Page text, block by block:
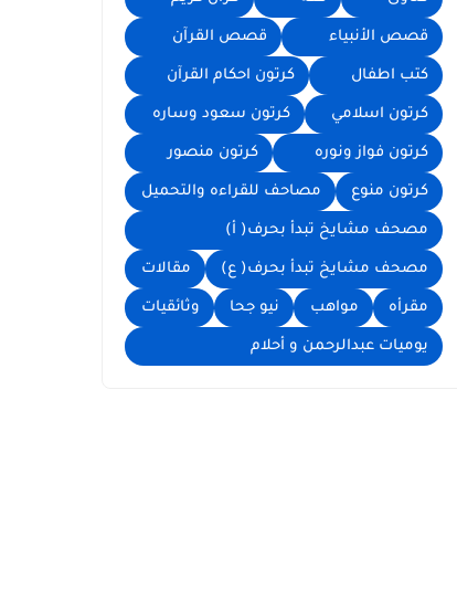
قصص الأنبياء قصص القرآن
كتب اطفال كرتون احكام القرآن
كرتون اسلامي كرتون سعود وساره
كرتون فواز ونوره كرتون منصور
كرتون منوع مصاحف للقراءه والتحميل
مصحف مشايخ تبدأ بحرف( أ)
مصحف مشايخ تبدأ بحرف( ع) مقالات
مقرأه مواهب نيو جحا وثائقيات
يوميات عبدالرحمن و أحلام